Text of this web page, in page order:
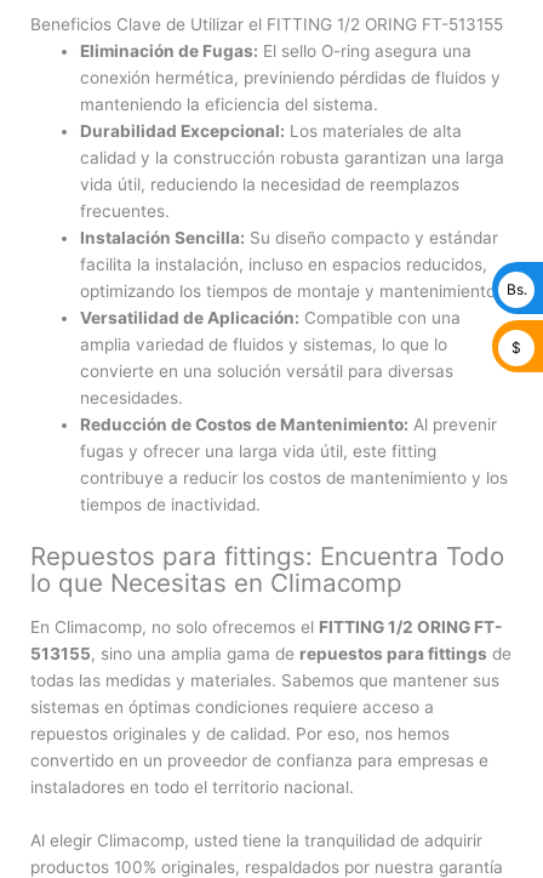
Beneficios Clave de Utilizar el FITTING 1/2 ORING FT-513155
Eliminación de Fugas: El sello O-ring asegura una
conexión hermética, previniendo pérdidas de fluidos y
manteniendo la eficiencia del sistema.
Durabilidad Excepcional: Los materiales de alta
calidad y la construcción robusta garantizan una larga
vida útil, reduciendo la necesidad de reemplazos
frecuentes.
Instalación Sencilla: Su diseño compacto y estándar
facilita la instalación, incluso en espacios reducidos,
optimizando los tiempos de montaje y mantenimiento.
Versatilidad de Aplicación: Compatible con una
amplia variedad de fluidos y sistemas, lo que lo
convierte en una solución versátil para diversas
necesidades.
Reducción de Costos de Mantenimiento: Al prevenir
fugas y ofrecer una larga vida útil, este fitting
contribuye a reducir los costos de mantenimiento y los
tiempos de inactividad.
Repuestos para fittings: Encuentra Todo
lo que Necesitas en Climacomp
En Climacomp, no solo ofrecemos el FITTING 1/2 ORING FT-
513155, sino una amplia gama de repuestos para fittings de
todas las medidas y materiales. Sabemos que mantener sus
sistemas en óptimas condiciones requiere acceso a
repuestos originales y de calidad. Por eso, nos hemos
convertido en un proveedor de confianza para empresas e
instaladores en todo el territorio nacional.
Al elegir Climacomp, usted tiene la tranquilidad de adquirir
productos 100% originales, respaldados por nuestra garantía
Bs.
$